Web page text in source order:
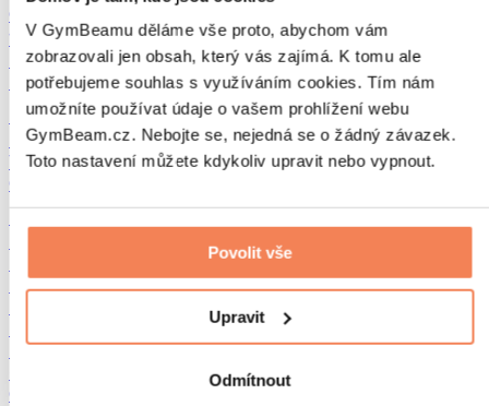
V GymBeamu děláme vše proto, abychom vám
zobrazovali jen obsah, který vás zajímá. K tomu ale
potřebujeme souhlas s využíváním cookies. Tím nám
umožníte používat údaje o vašem prohlížení webu
GymBeam.cz. Nebojte se, nejedná se o žádný závazek.
Toto nastavení můžete kdykoliv upravit nebo vypnout.
Povolit vše
Upravit
Odmítnout
Ořechová másla
100% ořechová másla
Sladká ořechová másla
Proteinová ořechová másla
Superpotraviny
Zelené superpotraviny
Vláknina
Ostatní superpotraviny
Sušené ovoce
Proteinové čipsy a krekry
Energetické tyčinky & Flapjacky
Ostatní snacky